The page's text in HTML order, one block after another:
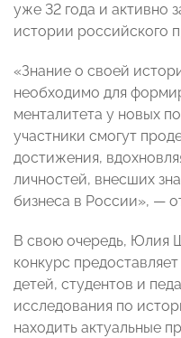
уже 32 года и активно
истории российского
«Знание о своей
необходимо для
менталитета у новых
участники смогут
достижения,
личностей, внесших
бизнеса в России», —
В свою очередь, Юлия
конкурс
детей, студентов и
исследования по
находить актуальные